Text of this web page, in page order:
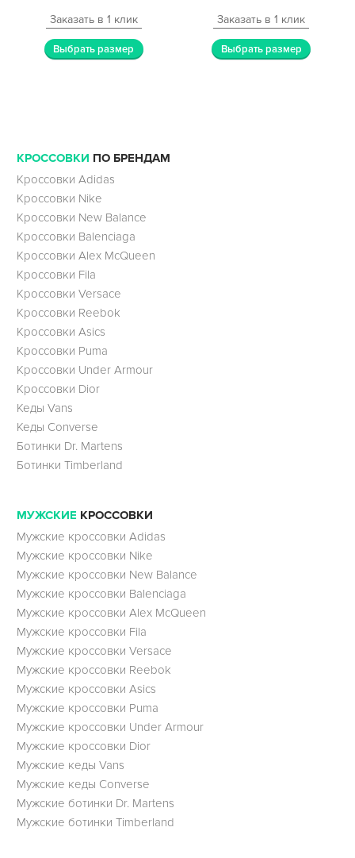
Заказать в 1 клик
Выбрать размер
Заказать в 1 клик
Выбрать размер
КРОССОВКИ ПО БРЕНДАМ
Кроссовки Adidas
Кроссовки Nike
Кроссовки New Balance
Кроссовки Balenciaga
Кроссовки Alex McQueen
Кроссовки Fila
Кроссовки Versace
Кроссовки Reebok
Кроссовки Asics
Кроссовки Puma
Кроссовки Under Armour
Кроссовки Dior
Кеды Vans
Кеды Converse
Ботинки Dr. Martens
Ботинки Timberland
МУЖСКИЕ КРОССОВКИ
Мужские кроссовки Adidas
Мужские кроссовки Nike
Мужские кроссовки New Balance
Мужские кроссовки Balenciaga
Мужские кроссовки Alex McQueen
Мужские кроссовки Fila
Мужские кроссовки Versace
Мужские кроссовки Reebok
Мужские кроссовки Asics
Мужские кроссовки Puma
Мужские кроссовки Under Armour
Мужские кроссовки Dior
Мужские кеды Vans
Мужские кеды Converse
Мужские ботинки Dr. Martens
Мужские ботинки Timberland